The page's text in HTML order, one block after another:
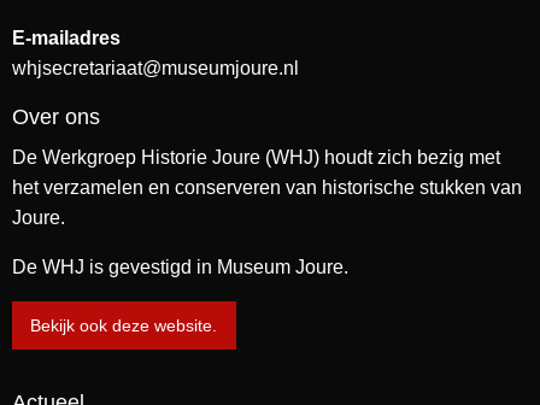
E-mailadres
whjsecretariaat@museumjoure.nl
Over ons
De Werkgroep Historie Joure (WHJ) houdt zich bezig met
het verzamelen en conserveren van historische stukken van
Joure.
De WHJ is gevestigd in Museum Joure.
Bekijk ook deze website.